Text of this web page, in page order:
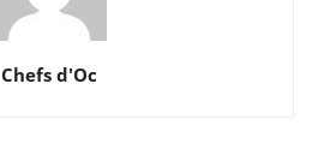
Chefs d'Oc